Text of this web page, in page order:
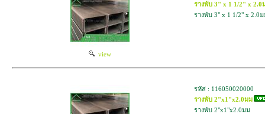
view
รางพับ 3" x 1 1/2" x 2.0
รางพับ 3" x 1 1/2" x 2.0
รหัส : 116050020000
รางพับ 2"x1"x2.0มม
รางพับ 2"x1"x2.0มม